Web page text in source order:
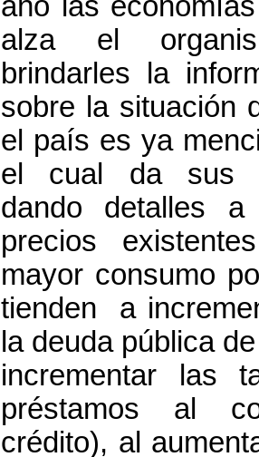
alza el
brindarles la
sobre la situación
el país es ya
el cual da sus
dando detalles
precios
mayor consumo
tienden a
la deuda pública
incrementar las
préstamos al
crédito), al